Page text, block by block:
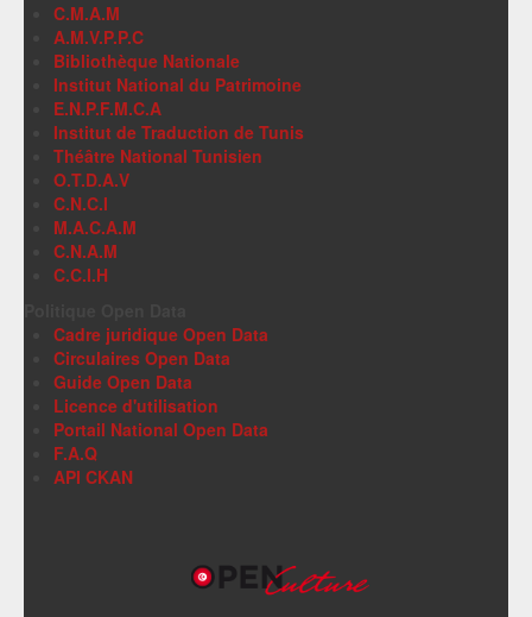
C.M.A.M
A.M.V.P.P.C
Bibliothèque Nationale
Institut National du Patrimoine
E.N.P.F.M.C.A
Institut de Traduction de Tunis
Théâtre National Tunisien
O.T.D.A.V
C.N.C.I
M.A.C.A.M
C.N.A.M
C.C.I.H
Cadre juridique Open Data
Circulaires Open Data
Guide Open Data
Licence d'utilisation
Portail National Open Data
F.A.Q
API CKAN